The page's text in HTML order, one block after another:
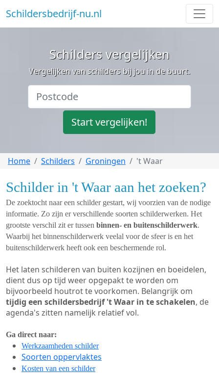
Schildersbedrijf-nu.nl
Schilders vergelijken
Vergelijken van schilders bij jou in de buurt.
Start vergelijken!
Home Schilders Groningen 't Waar
Schilder in 't Waar aan het zoeken?
De zoektocht naar een schilder gestart, wij voorzien van de nodige
informatie. Zo zijn er verschillende soorten schilderwerken. Het
grootste verschil zit er tussen binnen- en buitenschilderwerk.
Waarbij het binnenschilderwerk veelal voor de sfeer is en het
buitenschilderwerk heeft ook een beschermende rol.
Het laten schilderen van buiten kozijnen en boeidelen,
dient dus op tijd weer opgepakt te worden om
bijvoorbeeld houtrot te voorkomen. Belangrijk om
tijdig een schildersbedrijf 't Waar in te schakelen, de
agenda's zitten namelijk relatief vol.
Ga direct naar:
Werkzaamheden schilder
Soorten oppervlaktes
Kosten van een schilder